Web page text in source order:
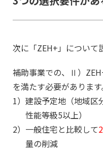
次に「ZEH+」について
補助事業での、Ⅱ）
を満たす必要があります
1） 建設予定地（地域区
性能等級5以上）
2） 一般住宅と比較して
量の削減